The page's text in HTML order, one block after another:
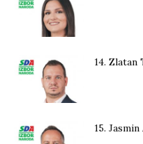
14. Zlatan
15.